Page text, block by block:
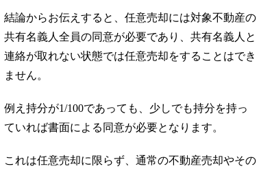
結論からお伝えすると、任意売却には対象不動産の
共有名義人全員の同意が必要であり、共有名義人と
連絡が取れない状態では任意売却をすることはでき
ません。
例え持分が1/100であっても、少しでも持分を持っ
ていれば書面による同意が必要となります。
これは任意売却に限らず、通常の不動産売却やその